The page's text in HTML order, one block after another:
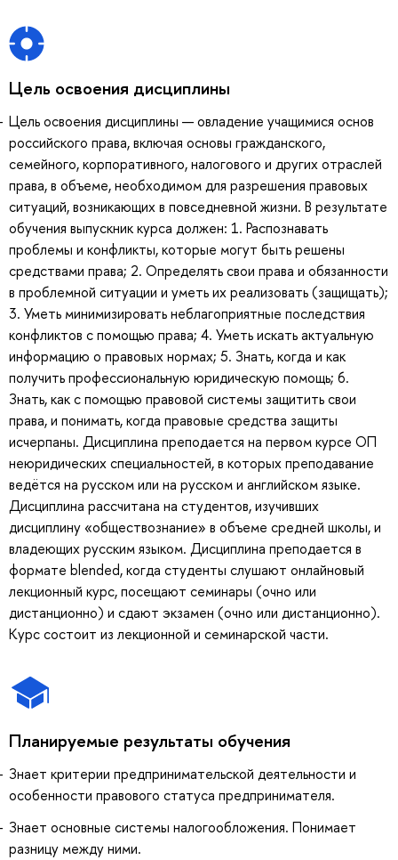
Цель освоения дисциплины
Цель освоения дисциплины — овладение учащимися основ
российского права, включая основы гражданского,
семейного, корпоративного, налогового и других отраслей
права, в объеме, необходимом для разрешения правовых
ситуаций, возникающих в повседневной жизни. В результате
обучения выпускник курса должен: 1. Распознавать
проблемы и конфликты, которые могут быть решены
средствами права; 2. Определять свои права и обязанности
в проблемной ситуации и уметь их реализовать (защищать);
3. Уметь минимизировать неблагоприятные последствия
конфликтов с помощью права; 4. Уметь искать актуальную
информацию о правовых нормах; 5. Знать, когда и как
получить профессиональную юридическую помощь; 6.
Знать, как с помощью правовой системы защитить свои
права, и понимать, когда правовые средства защиты
исчерпаны. Дисциплина преподается на первом курсе ОП
неюридических специальностей, в которых преподавание
ведётся на русском или на русском и английском языке.
Дисциплина рассчитана на студентов, изучивших
дисциплину «обществознание» в объеме средней школы, и
владеющих русским языком. Дисциплина преподается в
формате blended, когда студенты слушают онлайновый
лекционный курс, посещают семинары (очно или
дистанционно) и сдают экзамен (очно или дистанционно).
Курс состоит из лекционной и семинарской части.
Планируемые результаты обучения
Знает критерии предпринимательской деятельности и
особенности правового статуса предпринимателя.
Знает основные системы налогообложения. Понимает
разницу между ними.